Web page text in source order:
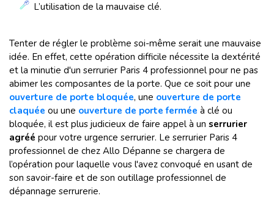
L’utilisation de la mauvaise clé.
Tenter de régler le problème soi-même serait une mauvaise
idée. En effet, cette opération difficile nécessite la dextérité
et la minutie d'un serrurier Paris 4 professionnel pour ne pas
abimer les composantes de la porte. Que ce soit pour une
ouverture de porte bloquée, une ouverture de porte
claquée ou une ouverture de porte fermée à clé ou
bloquée, il est plus judicieux de faire appel à un serrurier
agréé pour votre urgence serrurier. Le serrurier Paris 4
professionnel de chez Allo Dépanne se chargera de
l’opération pour laquelle vous l'avez convoqué en usant de
son savoir-faire et de son outillage professionnel de
dépannage serrurerie.